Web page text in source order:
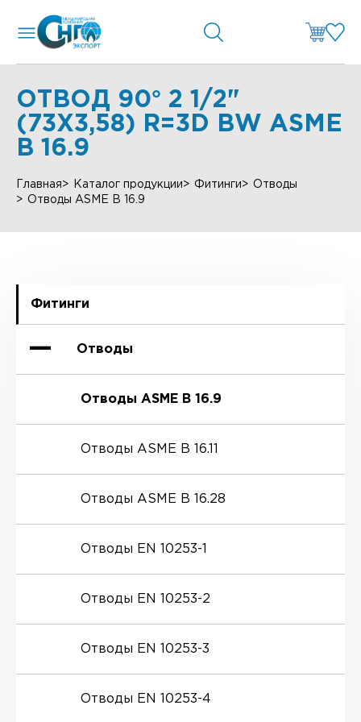
ОТВОД 90° 2 1/2"
(73Х3,58) R=3D BW ASME
B 16.9
Главная Каталог продукции Фитинги
Отводы
Отводы ASME B 16.9
Фитинги
Отводы
Отводы ASME B 16.9
Отводы ASME B 16.11
Отводы ASME B 16.28
Отводы EN 10253-1
Отводы EN 10253-2
Отводы EN 10253-3
Отводы EN 10253-4